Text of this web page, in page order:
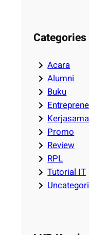
Categories
Acara
Alumni
Buku
Kerjasama
Promo
Review
RPL
Tutorial IT